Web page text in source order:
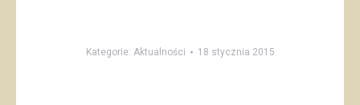
Kategorie: Aktualności 18 stycznia 2015